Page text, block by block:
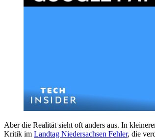
Aber die Realität sieht oft anders aus. In
Kritik im Landtag Niedersachsen Fehler, die